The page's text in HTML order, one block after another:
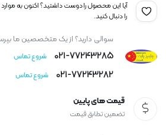
آیا این محصول را دوست داشتید؟ اکنون به
را دنبال کنید.
سوالی دارید؟ از یک متخصصین ما
021-77243285 شروع تماس
021-77243282 شروع تماس
قیمت های پایین
تضمین تطابق قیمت